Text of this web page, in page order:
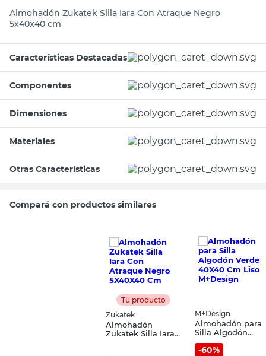
Almohadón Zukatek Silla Iara Con Atraque Negro
5x40x40 cm
Características Destacadas
Componentes
Dimensiones
Materiales
Otras Características
Compará con productos similares
Tu producto
Zukatek
Almohadón
Zukatek Silla Iara
M+Design
Almohadón para
Silla Algodón
Verde 40X40 Cm
Liso M+Design
-60%